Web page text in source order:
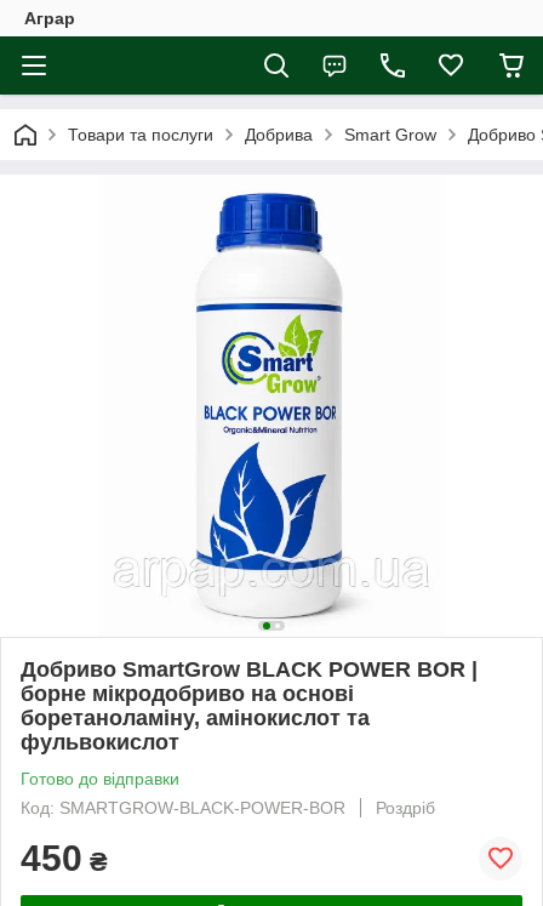
Аграр
Товари та послуги Добрива Smart Grow Добриво
Добриво SmartGrow BLACK POWER BOR |
борне мікродобриво на основі
боретаноламіну, амінокислот та
фульвокислот
Готово до відправки
Код: SMARTGROW-BLACK-POWER-BOR
Роздріб
450 ₴